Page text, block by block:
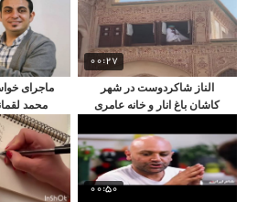
00:27
الناز شاکردوست در شهر
کاشان باغ انار و خانه عامری
ماجرای
محمد
00:50